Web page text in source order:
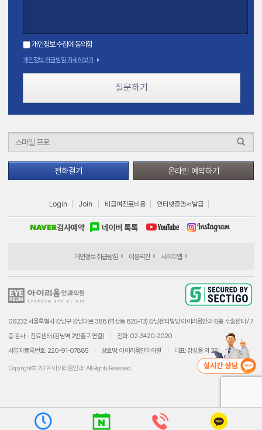
개인정보 수집에 동의함
개인정보 취급방침 자세히보기
질문하기
전화걸기 온라인 예약하기
Login Join 비급여진료비용 인터넷증명서발급
개인정보 취급방침 이용약관 사이트맵
06232 서울특별시 강남구 강남대로 388 (역삼동 825-13) 강남센타빌딩 아이리움안과 6층 수술센터 / 7
층 검사ㆍ진료센터 (강남역 2번출구 연결)
전화: 02-3420-2020
사업자등록번호: 220-91-07885
상호명: 아이리움안과의원 대표: 강성용 외 2인
Copyright© 2014 아이리움안과. All Rights Reserved.